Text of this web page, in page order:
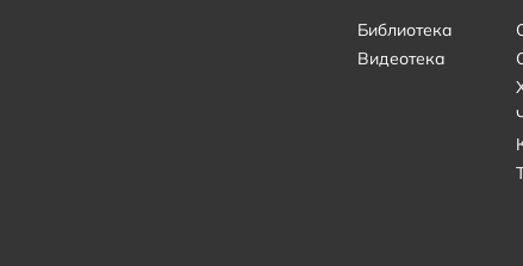
Библиотека
Видеотека